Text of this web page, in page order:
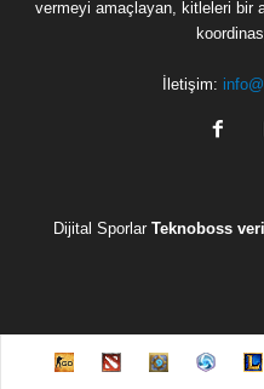
vermeyi amaçlayan, kitleleri bir
İletişim:
Dijital Sporlar Teknoboss
C
D
H
H
L